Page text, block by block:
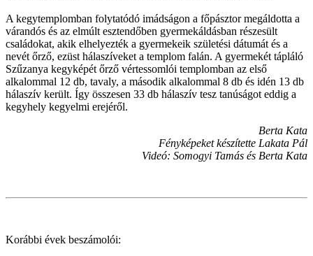
A kegytemplomban folytatódó imádságon a főpásztor megáldotta a
várandós és az elmúlt esztendőben gyermekáldásban részesült
családokat, akik elhelyezték a gyermekeik születési dátumát és a
nevét őrző, ezüst hálaszíveket a templom falán. A gyermekét tápláló
Szűzanya kegyképét őrző vértessomlói templomban az első
alkalommal 12 db, tavaly, a második alkalommal 8 db és idén 13 db
hálaszív került. Így összesen 33 db hálaszív tesz tanúságot eddig a
kegyhely kegyelmi erejéről.
Berta Kata
Fényképeket készítette Lakata Pál
Videó: Somogyi Tamás és Berta Kata
Korábbi évek beszámolói: